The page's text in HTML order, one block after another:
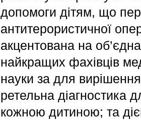
допомоги дітям, що
антитерористичної
акцентована на
найкращих фахівців
науки за для
ретельна діагностика
кожною дитиною; та